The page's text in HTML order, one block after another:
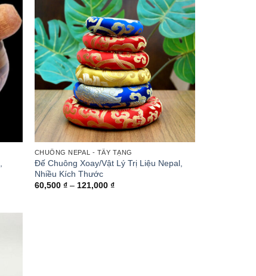
CHUÔNG NEPAL - TÂY TẠNG
Đế Chuông Xoay/Vật Lý Trị Liệu Nepal,
Nhiều Kích Thước
60,500 ₫ – 121,000 ₫Khoảng